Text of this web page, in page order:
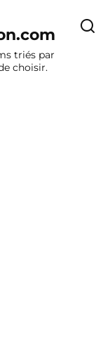
triés par
choisir.